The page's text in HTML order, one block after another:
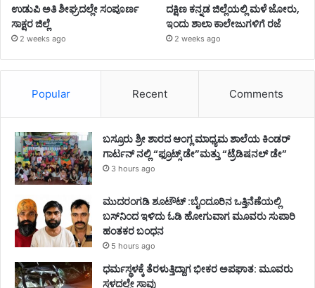
ಉಡುಪಿ ಅತಿ ಶೀಘ್ರದಲ್ಲೇ ಸಂಪೂರ್ಣ
ಸಾಕ್ಷರ ಜಿಲ್ಲೆ
2 weeks ago
ದಕ್ಷಿಣ ಕನ್ನಡ ಜಿಲ್ಲೆಯಲ್ಲಿ ಮಳೆ ಜೋರು,
ಇಂದು ಶಾಲಾ ಕಾಲೇಜುಗಳಿಗೆ ರಜೆ
2 weeks ago
Popular Recent Comments
ಬಸ್ರೂರು ಶ್ರೀ ಶಾರದ ಆಂಗ್ಲ ಮಾಧ್ಯಮ ಶಾಲೆಯ ಕಿಂಡರ್
ಗಾರ್ಟನ್ ನಲ್ಲಿ “ಫ್ರೂಟ್ಸ್ ಡೇ”ಮತ್ತು “ಟ್ರೆಡಿಷನಲ್ ಡೇ”
3 hours ago
ಮುದರಂಗಡಿ ಶೂಟೌಟ್ :ಬೈಂದೂರಿನ ಒತ್ತಿನೆಣೆಯಲ್ಲಿ
ಬಸ್‌ನಿಂದ ಇಳಿದು ಓಡಿ ಹೋಗುವಾಗ ಮೂವರು ಸುಪಾರಿ
ಹಂತಕರ ಬಂಧನ
5 hours ago
ಧರ್ಮಸ್ಥಳಕ್ಕೆ ತೆರಳುತ್ತಿದ್ದಾಗ ಭೀಕರ ಅಪಘಾತ: ಮೂವರು
ಸ್ಥಳದಲ್ಲೇ ಸಾವು